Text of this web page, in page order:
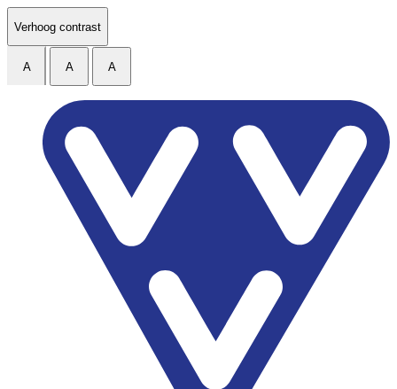
Ga naar de inhoud
Verhoog contrast
A A A